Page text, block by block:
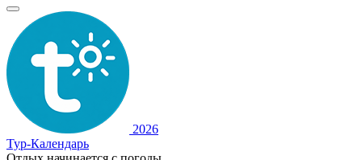
2026
Тур-Календарь